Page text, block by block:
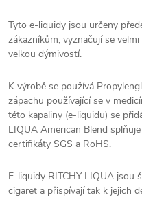
Tyto e-liquidy jsou určeny
zákazníkům, vyznačují se
velkou dýmivostí.
K výrobě se používá
zápachu používající se v
této kapaliny (e-liquidu) se
LIQUA American Blend
certifikáty SGS a RoHS.
E-liquidy RITCHY LIQUA jsou
cigaret a přispívají tak k jejich